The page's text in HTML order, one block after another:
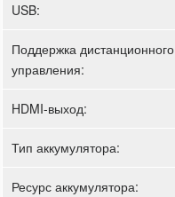
USB:
Поддержка дистанционного
управления:
HDMI-выход:
Тип аккумулятора:
Ресурс аккумулятора: